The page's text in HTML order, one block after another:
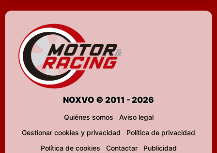
NOXVO © 2011 - 2026
Quiénes somos
Aviso legal
Gestionar cookies y privacidad
Política de privacidad
Política de cookies
Contactar
Publicidad